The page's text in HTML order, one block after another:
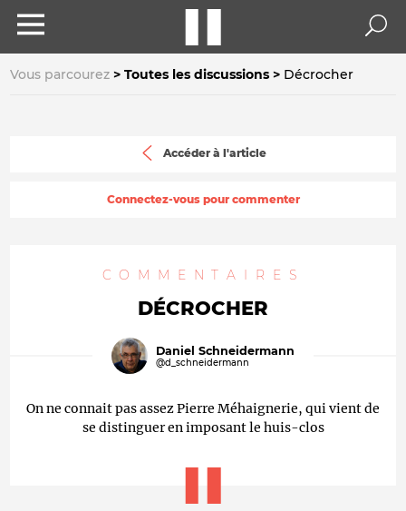
Vous parcourez Toutes les discussions Décrocher
Accéder à l'article
Connectez-vous pour commenter
COMMENTAIRES
DÉCROCHER
Daniel Schneidermann
@d_schneidermann
On ne connait pas assez Pierre Méhaignerie, qui vient de
se distinguer en imposant le huis-clos